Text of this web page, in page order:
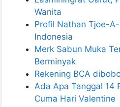
Wanita
Profil Nathan Tjoe-
Indonesia
Merk Sabun Muka
Berminyak
Rekening BCA
Ada Apa Tanggal 14
Cuma Hari Valentine